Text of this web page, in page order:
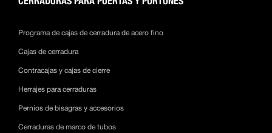
Programa de cajas de cerradura de acero fino
Cajas de cerradura
Contracajas y cajas de cierre
Herrajes para cerraduras
Pernios de bisagras y accesorios
Cerraduras de marco de tubos